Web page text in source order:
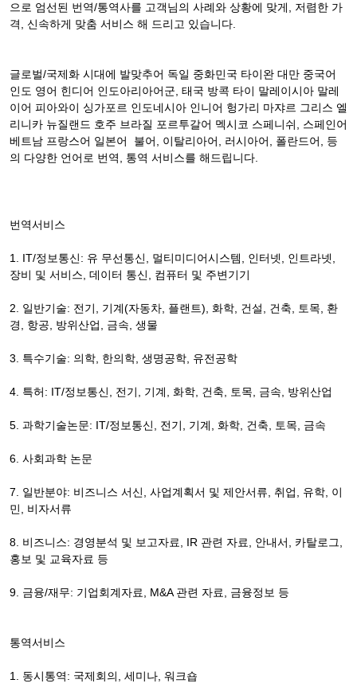
으로 엄선된 번역/통역사를 고객님의 사례와 상황에 맞게, 저렴한 가
격, 신속하게 맞춤 서비스 해 드리고 있습니다.
글로벌/국제화 시대에 발맞추어 독일 중화민국 타이완 대만 중국어
인도 영어 힌디어 인도아리아어군, 태국 방콕 타이 말레이시아 말레
이어 피아와이 싱가포르 인도네시아 인니어 헝가리 마쟈르 그리스 엘
리니카 뉴질랜드 호주 브라질 포르투갈어 멕시코 스페니쉬, 스페인어
베트남 프랑스어 일본어 불어, 이탈리아어, 러시아어, 폴란드어, 등
의 다양한 언어로 번역, 통역 서비스를 해드립니다.
번역서비스
1. IT/정보통신: 유 무선통신, 멀티미디어시스템, 인터넷, 인트라넷,
장비 및 서비스, 데이터 통신, 컴퓨터 및 주변기기
2. 일반기술: 전기, 기계(자동차, 플랜트), 화학, 건설, 건축, 토목, 환
경, 항공, 방위산업, 금속, 생물
3. 특수기술: 의학, 한의학, 생명공학, 유전공학
4. 특허: IT/정보통신, 전기, 기계, 화학, 건축, 토목, 금속, 방위산업
5. 과학기술논문: IT/정보통신, 전기, 기계, 화학, 건축, 토목, 금속
6. 사회과학 논문
7. 일반분야: 비즈니스 서신, 사업계획서 및 제안서류, 취업, 유학, 이
민, 비자서류
8. 비즈니스: 경영분석 및 보고자료, IR 관련 자료, 안내서, 카탈로그,
홍보 및 교육자료 등
9. 금융/재무: 기업회계자료, M&A 관련 자료, 금융정보 등
통역서비스
1. 동시통역: 국제회의, 세미나, 워크숍